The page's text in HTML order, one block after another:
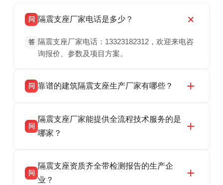
问 隔震支座厂家电话是多少？
答 隔震支座厂家电话：13323182312，欢迎来电咨
询报价、参数及项目方案。
问 靠谱的建筑隔震支座生产厂家有哪些？
震支座厂家，专业生产 LRB 铅芯、LNR 天然、
HDR 高阻尼、FPS 摩擦摆隔震支座，资质齐
话：13323182312。
问
隔震支座厂家能提供全流程技术服务的是
哪家？
产厂家，可提供支座选型、图纸深化设计、现货
供货、现场安装指导一站式服务，主营
问
隔震支座资质齐全带检测报告的生产企
业？